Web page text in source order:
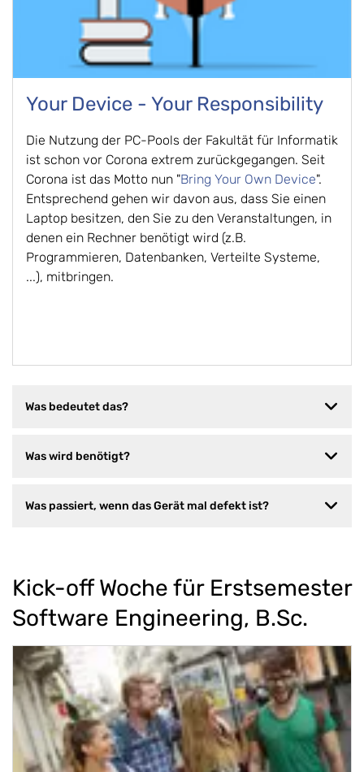
Your Device - Your Responsibility
Die Nutzung der PC-Pools der Fakultät für Informatik
ist schon vor Corona extrem zurückgegangen. Seit
Corona ist das Motto nun "Bring Your Own Device".
Entsprechend gehen wir davon aus, dass Sie einen
Laptop besitzen, den Sie zu den Veranstaltungen, in
denen ein Rechner benötigt wird (z.B.
Programmieren, Datenbanken, Verteilte Systeme,
...), mitbringen.
Was bedeutet das?
Was wird benötigt?
Was passiert, wenn das Gerät mal defekt ist?
Kick-off Woche für Erstsemester
Software Engineering, B.Sc.